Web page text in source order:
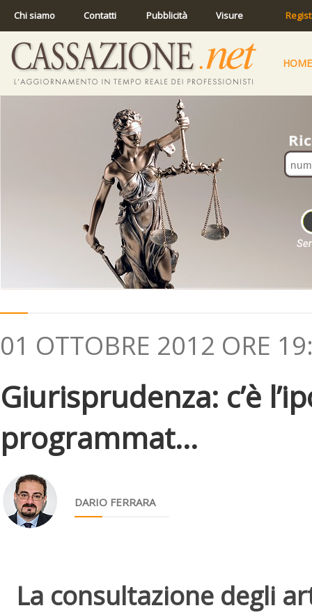
Chi siamo Contatti Pubblicità Visure
HOME
01 OTTOBRE 2012 ORE
Giurisprudenza: c’è
programmat...
DARIO FERRARA
La consultazione degli